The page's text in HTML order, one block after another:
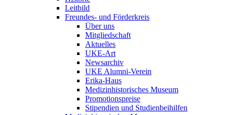
Leitbild
Freundes- und Förderkreis
Über uns
Mitgliedschaft
Aktuelles
UKE-Art
Newsarchiv
UKE Alumni-Verein
Erika-Haus
Medizinhistorisches Museum
Promotionspreise
Stipendien und Studienbeihilfen